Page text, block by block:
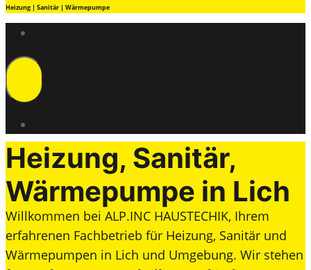
Heizung | Sanitär | Wärmepumpe
Heizung, Sanitär,
Wärmepumpe in Lich
Willkommen bei ALP.INC HAUSTECHIK, Ihrem
erfahrenen Fachbetrieb für Heizung, Sanitär und
Wärmepumpen in Lich und Umgebung. Wir stehen